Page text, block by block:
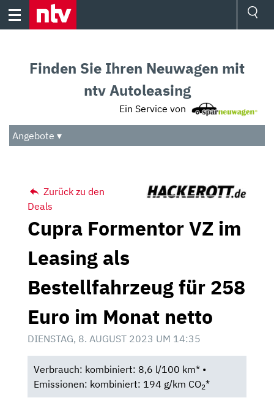
Skip
Audio
Das Beste
Finden Sie Ihren Neuwagen mit
ntv Autoleasing
Ein Service von
Angebote ▾
Zurück zu den
Deals
Cupra Formentor VZ im
Leasing als
Bestellfahrzeug für 258
Euro im Monat netto
DIENSTAG, 8. AUGUST 2023 UM 14:35
Verbrauch: kombiniert: 8,6 l/100 km* •
Emissionen: kombiniert: 194 g/km CO2*